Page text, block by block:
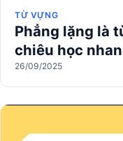
TỪ VỰNG
Phẳng lặng là
chiêu học
26/09/2025